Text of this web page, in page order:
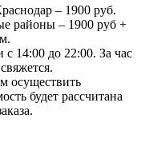
– 1900 руб.
районы – 1900 руб +
с 14:00 до 22:00. За час
осуществить
будет рассчитана